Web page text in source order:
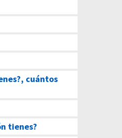
cuántos
tienes?